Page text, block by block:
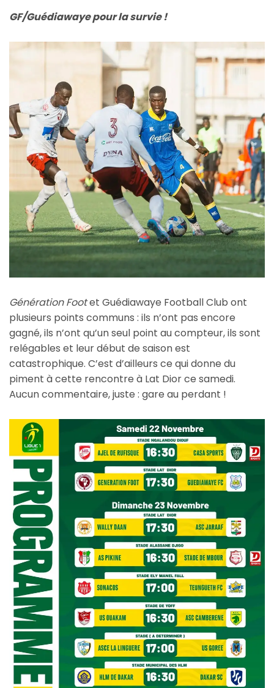
GF/Guédiawaye pour la survie !
Génération Footet Guédiawaye Football Club ont
plusieurs points communs : ils n’ont pas encore
gagné, ils n’ont qu’un seul point au compteur, ils sont
relégables et leur début de saison est
catastrophique. C’est d’ailleurs ce qui donne du
piment à cette rencontre à Lat Dior ce samedi.
Aucun commentaire, juste : gare au perdant !